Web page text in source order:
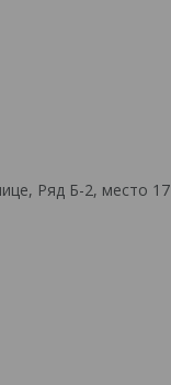
Ряд Б-2, место 17